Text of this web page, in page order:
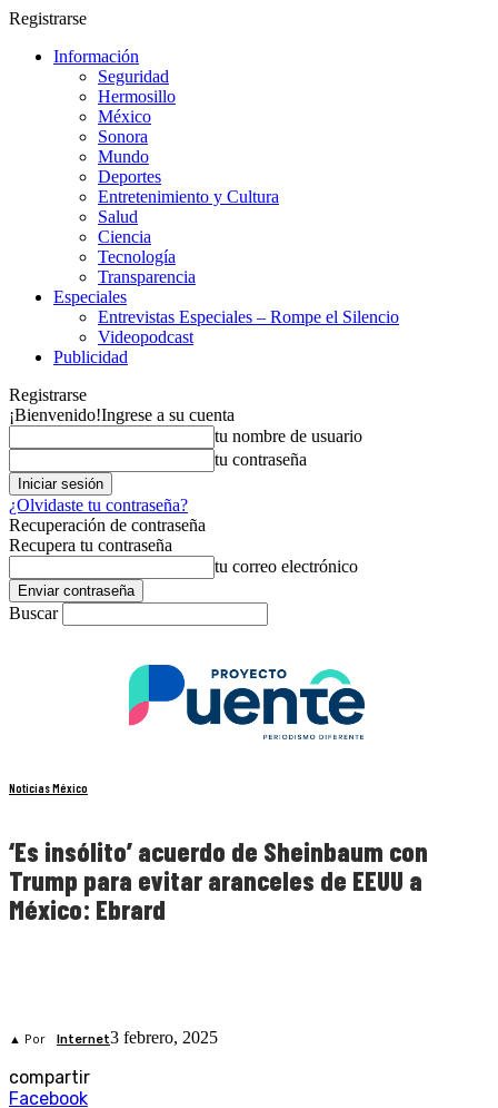
Registrarse
Información
Seguridad
Hermosillo
México
Sonora
Mundo
Deportes
Entretenimiento y Cultura
Salud
Ciencia
Tecnología
Transparencia
Especiales
Entrevistas Especiales – Rompe el Silencio
Videopodcast
Publicidad
Registrarse
¡Bienvenido!Ingrese a su cuenta
tu nombre de usuario
tu contraseña
¿Olvidaste tu contraseña?
Recuperación de contraseña
Recupera tu contraseña
tu correo electrónico
Buscar
Noticias México
‘Es insólito’ acuerdo de Sheinbaum con
Trump para evitar aranceles de EEUU a
México: Ebrard
▲ Por Internet3 febrero, 2025
compartir
Facebook